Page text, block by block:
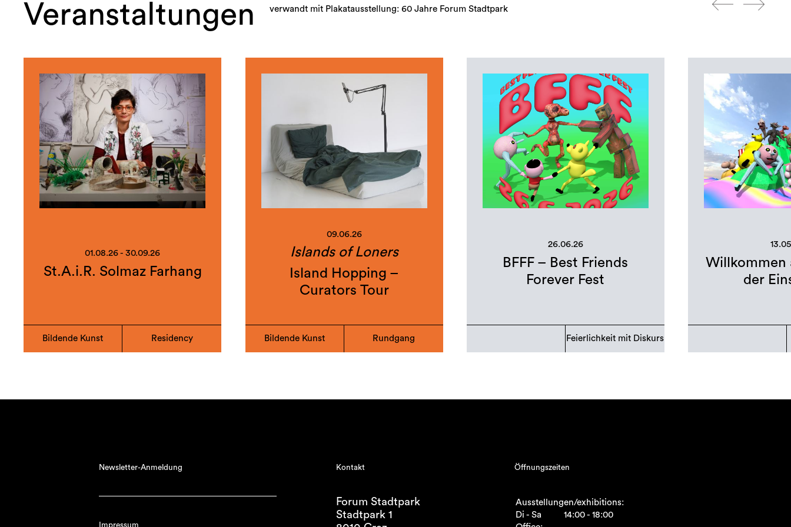
Veranstaltungen verwandt mit Plakatausstellung: 60 Jahre Forum Stadtpark
01.08.26 - 30.09.26
St.A.i.R. Solmaz Farhang
Bildende Kunst Residency
09.06.26
Islands of Loners
Island Hopping –
Curators Tour
Bildende Kunst Rundgang
26.06.26
BFFF – Best Friends
Forever Fest
Feierlichkeit mit Diskurs
Willkommen
der
Newsletter-Anmeldung
Impressum
Kontakt
Forum Stadtpark
Stadtpark 1
Öffnungszeiten
Ausstellungen/exhibitions:
Di - Sa
14:00 - 18:00